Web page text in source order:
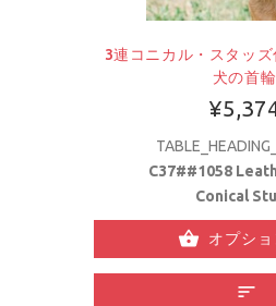
3連コニカル・スタッ
犬の首輪
C37##1058
Conical
オプシ